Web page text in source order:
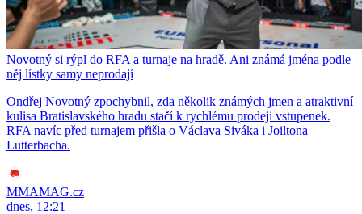
Novotný si rýpl do RFA a turnaje na hradě. Ani známá jména podle
něj lístky samy neprodají
Ondřej Novotný zpochybnil, zda několik známých jmen a atraktivní
kulisa Bratislavského hradu stačí k rychlému prodeji vstupenek.
RFA navíc před turnajem přišla o Václava Siváka i Joiltona
Lutterbacha.
MMAMAG.cz
dnes, 12:21